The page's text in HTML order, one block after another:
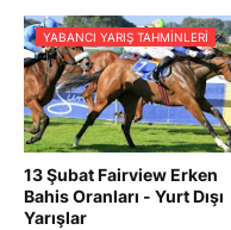
YABANCI YARIŞ TAHMINLERI
13 Şubat Fairview Erken
Bahis Oranları - Yurt Dışı
Yarışlar